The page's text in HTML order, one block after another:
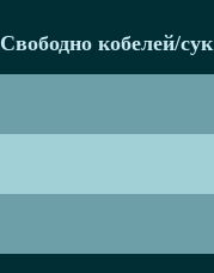
Свободно кобелей/сук
Свободно кобелей/сук